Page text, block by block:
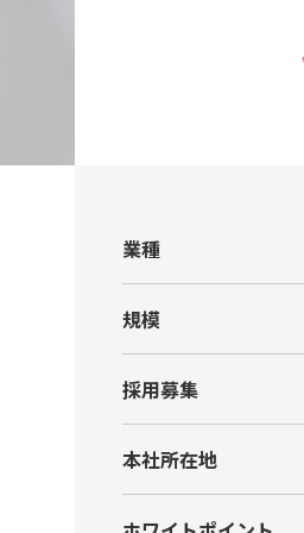
業種
規模
採⽤募集
本社所在地